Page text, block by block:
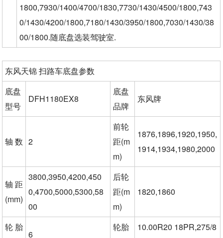
1800,7930/1400/4700/1830,7730/1430/4500/1800,743
0/1430/4200/1800,7180/1430/3950/1800,7030/1430/38
00/1800.随底盘选装驾驶室.
东风天锦 扫路车底盘参数
底盘
型号
DFH1180EX8
底盘
品牌
东风牌
轴 数 2
前轮
距(m
m)
1876,1896,1920,1950,
1914,1934,1980,2000
轴 距
(mm)
3800,3950,4200,450
0,4700,5000,5300,58
00
后轮
距(m
m)
1820,1860
轮 胎
6
轮胎
10.00R20 18PR,275/8